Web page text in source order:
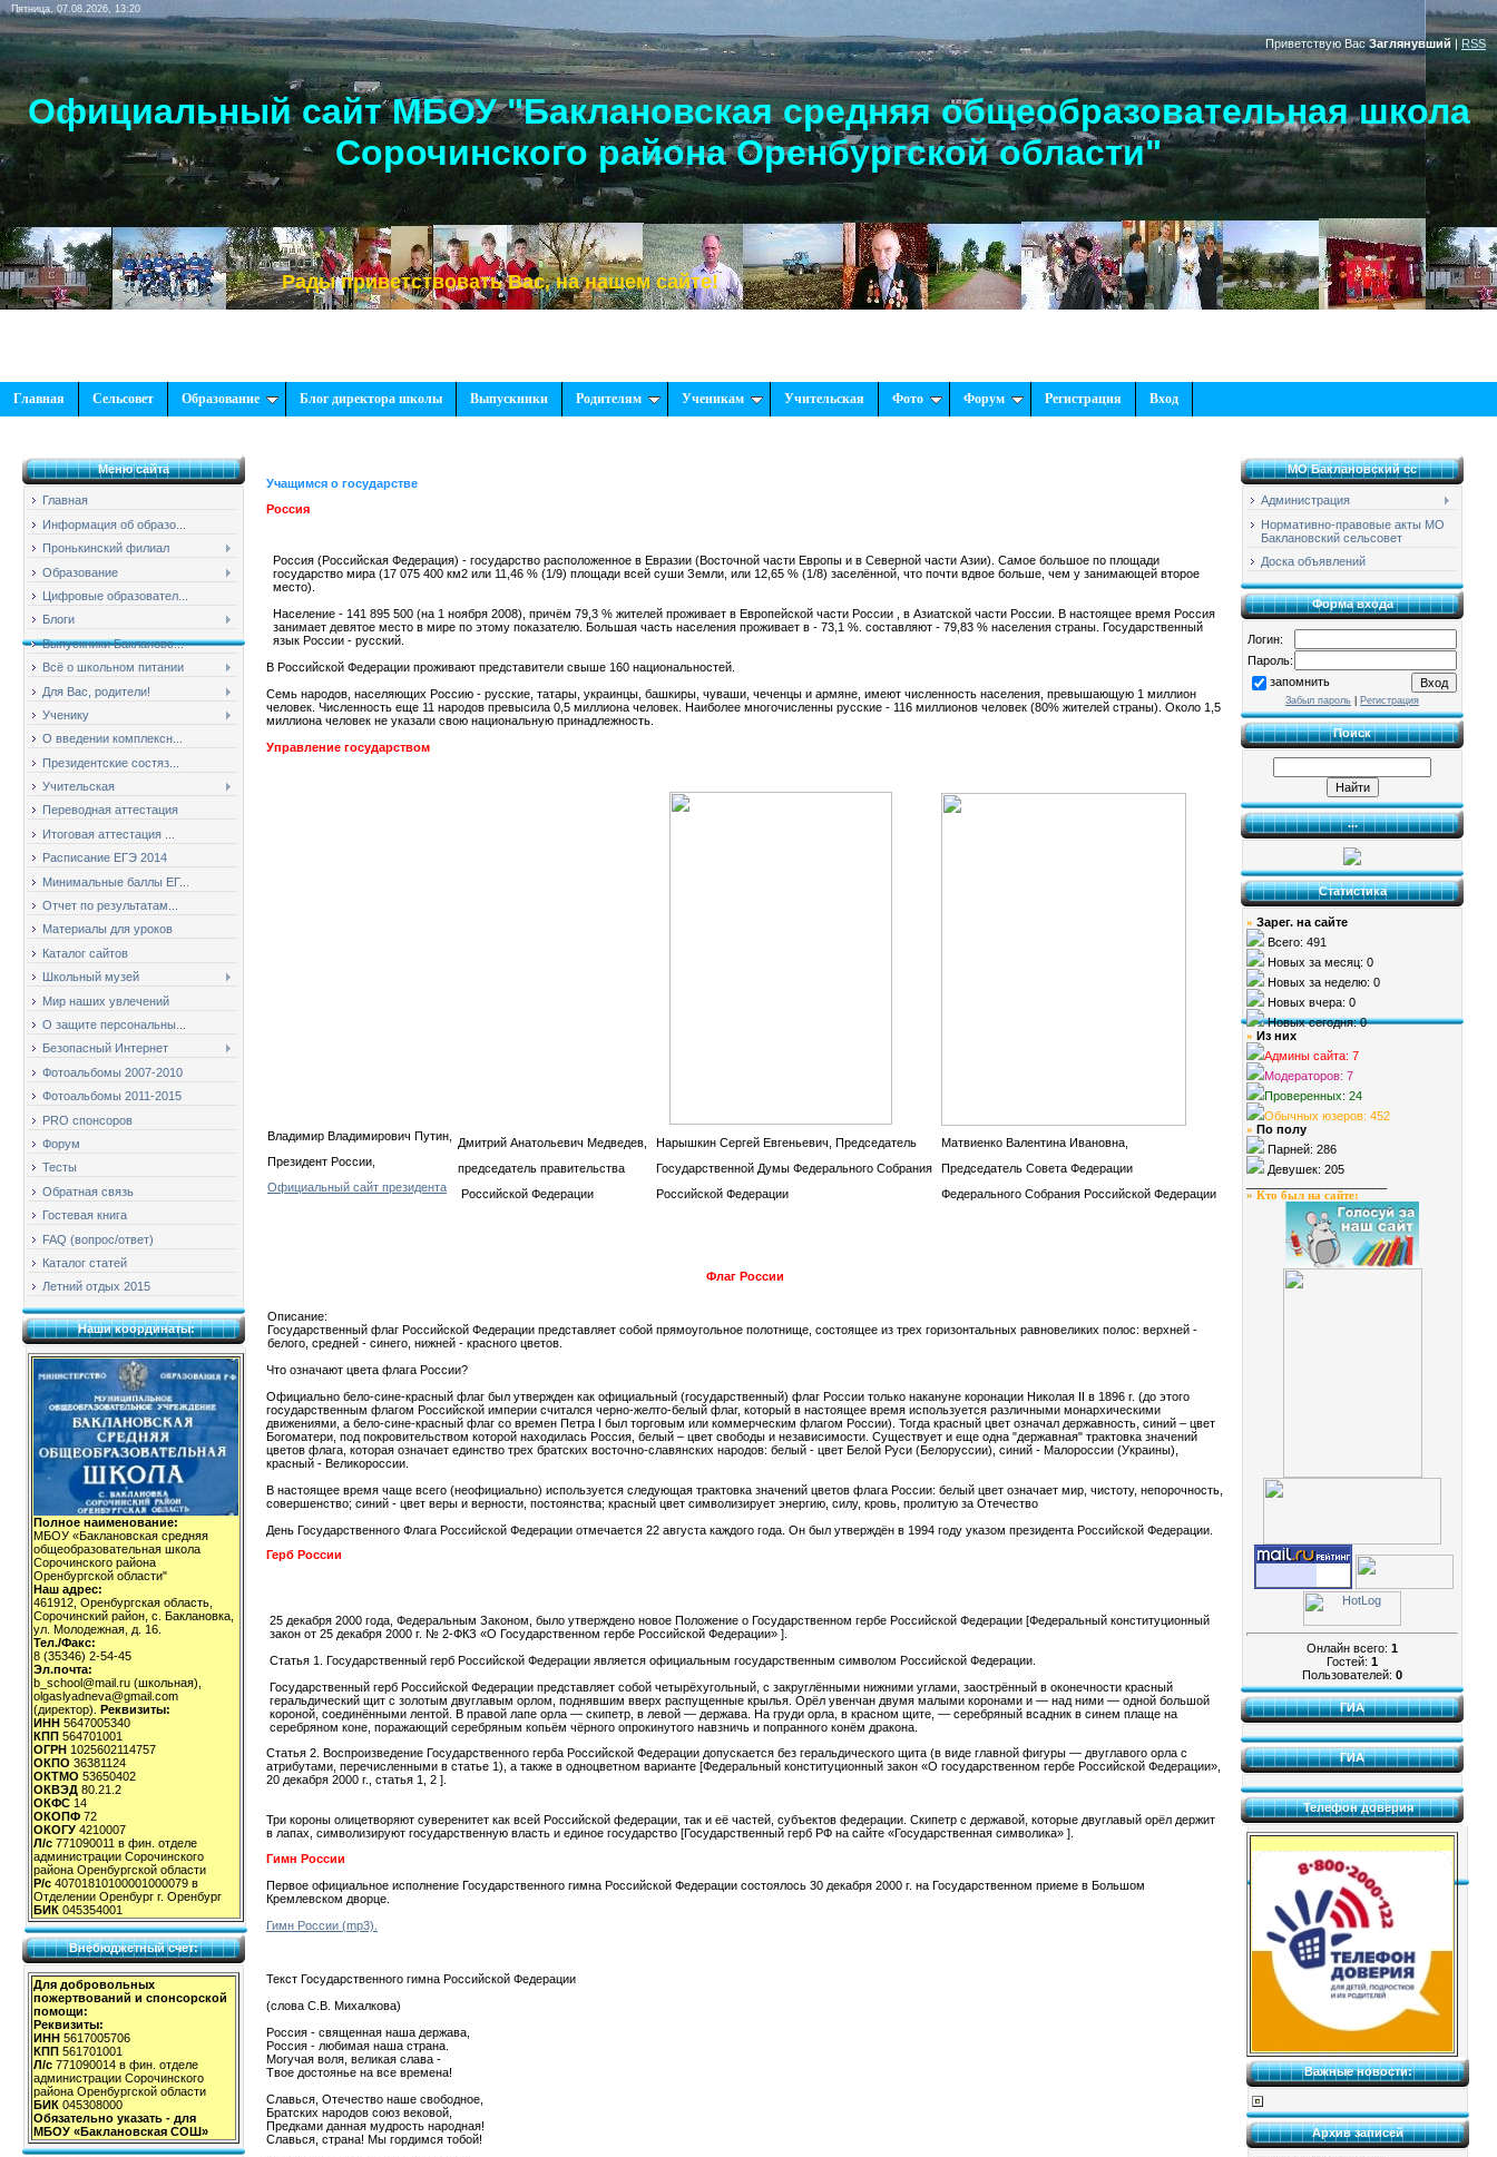
Пятница, 07.08.2026, 13:20
Приветствую Вас Заглянувший | RSS
Официальный сайт МБОУ "Баклановская средняя общеобразовательная школа
Сорочинского района Оренбургской области"
Рады приветствовать Вас, на нашем сайте!
Главная Сельсовет Образование Блог директора школы Выпускники Родителям Ученикам Учительская Фото Форум Регистрация Вход
Меню сайта
Главная
Информация об образо...
Пронькинский филиал
Образование
Цифровые образовател...
Блоги
Выпускники Баклановс...
Всё о школьном питании
Для Вас, родители!
Ученику
О введении комплексн...
Президентские состяз...
Учительская
Переводная аттестация
Итоговая аттестация ...
Расписание ЕГЭ 2014
Минимальные баллы ЕГ...
Отчет по результатам...
Материалы для уроков
Каталог сайтов
Школьный музей
Мир наших увлечений
О защите персональны...
Безопасный Интернет
Фотоальбомы 2007-2010
Фотоальбомы 2011-2015
PRO спонсоров
Форум
Тесты
Обратная связь
Гостевая книга
FAQ (вопрос/ответ)
Каталог статей
Летний отдых 2015
Наши координаты:
Полное наименование:
МБОУ «Баклановская средняя
общеобразовательная школа
Сорочинского района
Оренбургской области"
Наш адрес:
461912, Оренбургская область,
Сорочинский район, с. Баклановка,
ул. Молодежная, д. 16.
Тел./Факс:
8 (35346) 2-54-45
Эл.почта:
b_school@mail.ru (школьная),
olgaslyadneva@gmail.com
(директор). Реквизиты:
ИНН 5647005340
КПП 564701001
ОГРН 1025602114757
ОКПО 36381124
ОКТМО 53650402
ОКВЭД 80.21.2
ОКФС 14
ОКОПФ 72
ОКОГУ 4210007
Л/с 771090011 в фин. отделе
администрации Сорочинского
района Оренбургской области
Р/с 40701810100001000079 в
Отделении Оренбург г. Оренбург
БИК 045354001
Внебюджетный счет:
Для добровольных
пожертвований и спонсорской
помощи:
Реквизиты:
ИНН 5617005706
КПП 561701001
Л/с 771090014 в фин. отделе
администрации Сорочинского
района Оренбургской области
БИК 045308000
Обязательно указать - для
МБОУ «Баклановская СОШ»
Учащимся о государстве
Россия
Россия (Российская Федерация) - государство расположенное в Евразии (Восточной части Европы и в Северной части Азии). Самое большое по площади
государство мира (17 075 400 км2 или 11,46 % (1/9) площади всей суши Земли, или 12,65 % (1/8) заселённой, что почти вдвое больше, чем у занимающей второе
место).
Население - 141 895 500 (на 1 ноября 2008), причём 79,3 % жителей проживает в Европейской части России , в Азиатской части России. В настоящее время Россия
занимает девятое место в мире по этому показателю. Большая часть населения проживает в - 73,1 %. составляют - 79,83 % населения страны. Государственный
язык России - русский.
В Российской Федерации проживают представители свыше 160 национальностей.
Семь народов, населяющих Россию - русские, татары, украинцы, башкиры, чуваши, чеченцы и армяне, имеют численность населения, превышающую 1 миллион
человек. Численность еще 11 народов превысила 0,5 миллиона человек. Наиболее многочисленны русские - 116 миллионов человек (80% жителей страны). Около 1,5
миллиона человек не указали свою национальную принадлежность.
Управление государством
Владимир Владимирович Путин,
Президент России,
Официальный сайт президента
Дмитрий Анатольевич Медведев,
председатель правительства
Российской Федерации
Нарышкин Сергей Евгеньевич, Председатель
Государственной Думы Федерального Собрания
Российской Федерации
Матвиенко Валентина Ивановна,
Председатель Совета Федерации
Федерального Собрания Российской Федерации
Флаг России
Описание:
Государственный флаг Российской Федерации представляет собой прямоугольное полотнище, состоящее из трех горизонтальных равновеликих полос: верхней -
белого, средней - синего, нижней - красного цветов.
Что означают цвета флага России?
Официально бело-сине-красный флаг был утвержден как официальный (государственный) флаг России только накануне коронации Николая II в 1896 г. (до этого
государственным флагом Российской империи считался черно-желто-белый флаг, который в настоящее время используется различными монархическими
движениями, а бело-сине-красный флаг со времен Петра I был торговым или коммерческим флагом России). Тогда красный цвет означал державность, синий – цвет
Богоматери, под покровительством которой находилась Россия, белый – цвет свободы и независимости. Существует и еще одна "державная" трактовка значений
цветов флага, которая означает единство трех братских восточно-славянских народов: белый - цвет Белой Руси (Белоруссии), синий - Малороссии (Украины),
красный - Великороссии.
В настоящее время чаще всего (неофициально) используется следующая трактовка значений цветов флага России: белый цвет означает мир, чистоту, непорочность,
совершенство; синий - цвет веры и верности, постоянства; красный цвет символизирует энергию, силу, кровь, пролитую за Отечество
День Государственного Флага Российской Федерации отмечается 22 августа каждого года. Он был утверждён в 1994 году указом президента Российской Федерации.
Герб России
25 декабря 2000 года, Федеральным Законом, было утверждено новое Положение о Государственном гербе Российской Федерации [Федеральный конституционный
закон от 25 декабря 2000 г. № 2-ФКЗ «О Государственном гербе Российской Федерации» ].
Статья 1. Государственный герб Российской Федерации является официальным государственным символом Российской Федерации.
Государственный герб Российской Федерации представляет собой четырёхугольный, с закруглёнными нижними углами, заострённый в оконечности красный
геральдический щит с золотым двуглавым орлом, поднявшим вверх распущенные крылья. Орёл увенчан двумя малыми коронами и — над ними — одной большой
короной, соединёнными лентой. В правой лапе орла — скипетр, в левой — держава. На груди орла, в красном щите, — серебряный всадник в синем плаще на
серебряном коне, поражающий серебряным копьём чёрного опрокинутого навзничь и попранного конём дракона.
Статья 2. Воспроизведение Государственного герба Российской Федерации допускается без геральдического щита (в виде главной фигуры — двуглавого орла с
атрибутами, перечисленными в статье 1), а также в одноцветном варианте [Федеральный конституционный закон «О государственном гербе Российской Федерации»,
20 декабря 2000 г., статья 1, 2 ].
Три короны олицетворяют суверенитет как всей Российской федерации, так и её частей, субъектов федерации. Скипетр с державой, которые двуглавый орёл держит
в лапах, символизируют государственную власть и единое государство [Государственный герб РФ на сайте «Государственная символика» ].
Гимн России
Первое официальное исполнение Государственного гимна Российской Федерации состоялось 30 декабря 2000 г. на Государственном приеме в Большом
Кремлевском дворце.
Гимн России (mp3).
Текст Государственного гимна Российской Федерации
(слова С.В. Михалкова)
Россия - священная наша держава,
Россия - любимая наша страна.
Могучая воля, великая слава -
Твое достоянье на все времена!
Славься, Отечество наше свободное,
Братских народов союз вековой,
Предками данная мудрость народная!
Славься, страна! Мы гордимся тобой!
МО Баклановский сс
Администрация
Нормативно-правовые акты МО
Баклановский сельсовет
Доска объявлений
Форма входа
Логин:
Пароль:
запомнить
Забыл пароль Регистрация
Поиск
...
Статистика
» Зарег. на сайте
Всего: 491
Новых за месяц: 0
Новых за неделю: 0
Новых вчера: 0
Новых сегодня: 0
» Из них
Админы сайта: 7
Модераторов: 7
Проверенных: 24
Обычных юзеров: 452
» По полу
Парней: 286
Девушек: 205
» Кто был на сайте:
Онлайн всего: 1
Гостей: 1
Пользователей: 0
ГИА
ГИА
Телефон доверия
Важные новости:
Архив записей